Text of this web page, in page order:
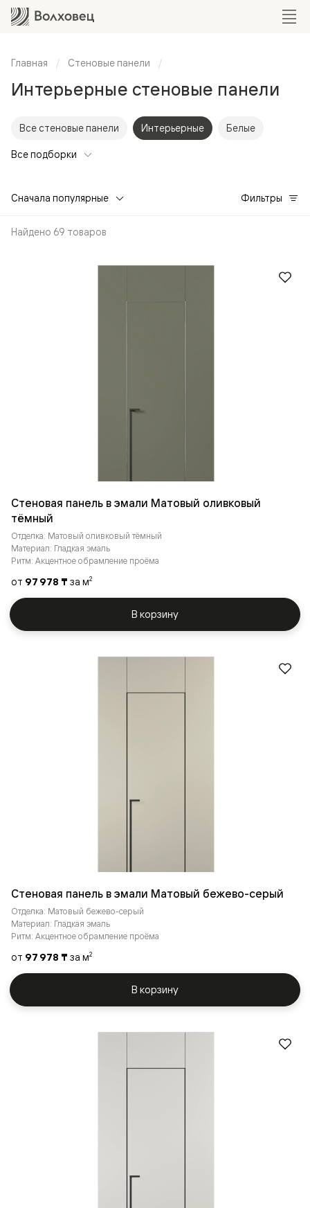
Главная Стеновые панели
Интерьерные стеновые панели
Все стеновые панели Интерьерные Белые
Все подборки
Сначала популярные Фильтры
Найдено 69 товаров
Стеновая панель в эмали Матовый оливковый
тёмный
Отделка: Матовый оливковый тёмный
Материал: Гладкая эмаль
Ритм: Акцентное обрамление проёма
от 97 978 ₸ за м2
В корзину
Стеновая панель в эмали Матовый бежево-серый
Отделка: Матовый бежево-серый
Материал: Гладкая эмаль
Ритм: Акцентное обрамление проёма
от 97 978 ₸ за м2
В корзину